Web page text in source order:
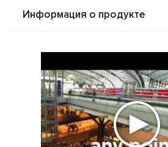
Информация о продукте
Отзывы